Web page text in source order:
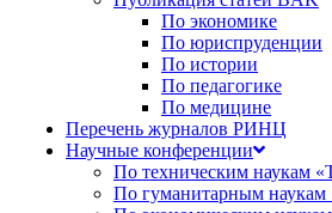
По экономике
По юриспруденции
По истории
По педагогике
По медицине
Перечень журналов РИНЦ
Научные конференции
По техническим наукам
По гуманитарным наукам